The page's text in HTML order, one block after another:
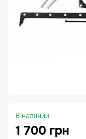
В наличии
1 700 грн